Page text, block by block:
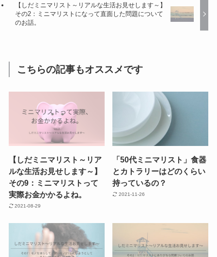
【しだミニマリスト～リアルな生活お見せします～】
その2：ミニマリストになって直面した問題について
のお話。
こちらの記事もオススメです
【しだミニマリスト～リア
ルな生活お見せします～】
その9：ミニマリストって
実際お金かかるよね。
2021-08-29
「50代ミニマリスト」食器
とカトラリーはどのくらい
持っているの？
2021-11-26